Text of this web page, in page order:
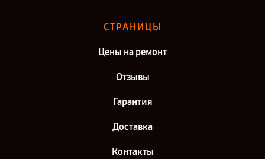
СТРАНИЦЫ
Цены на ремонт
Отзывы
Гарантия
Доставка
Контакты